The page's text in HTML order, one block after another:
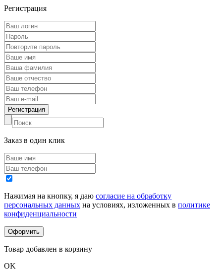
Регистрация
Заказ в один клик
Нажимая на кнопку, я даю согласие на обработку
персональных данных на условиях, изложенных в политике
конфиденциальности
Товар добавлен в корзину
OK